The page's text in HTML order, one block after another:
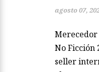
agosto 07,
No Ficción
seller